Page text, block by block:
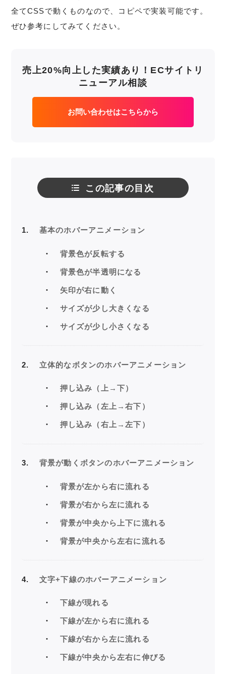
全てCSSで動くものなので、コピペで実装可能です。
ぜひ参考にしてみてください。
売上20%向上した実績あり！ECサイトリ
ニューアル相談
お問い合わせはこちらから
この記事の目次
1 基本のホバーアニメーション
背景色が反転する
背景色が半透明になる
矢印が右に動く
サイズが少し大きくなる
サイズが少し小さくなる
2 立体的なボタンのホバーアニメーション
押し込み（上→下）
押し込み（左上→右下）
押し込み（右上→左下）
3 背景が動くボタンのホバーアニメーション
背景が左から右に流れる
背景が右から左に流れる
背景が中央から上下に流れる
背景が中央から左右に流れる
4 文字+下線のホバーアニメーション
下線が現れる
下線が左から右に流れる
下線が右から左に流れる
下線が中央から左右に伸びる